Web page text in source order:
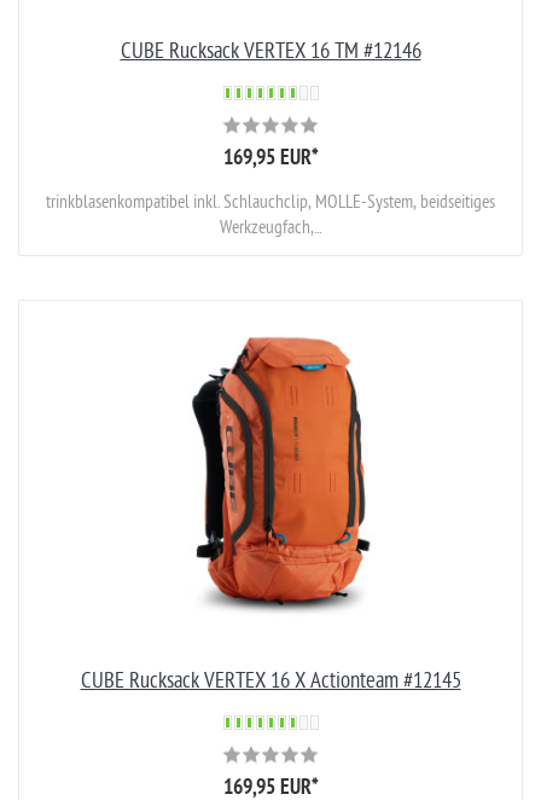
CUBE Rucksack VERTEX 16 TM #12146
169,95 EUR*
trinkblasenkompatibel inkl. Schlauchclip, MOLLE-System, beidseitiges
Werkzeugfach,...
CUBE Rucksack VERTEX 16 X Actionteam #12145
169,95 EUR*